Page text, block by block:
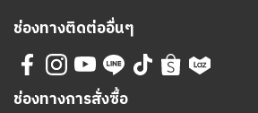
ช่องทางติดต่ออื่นๆ
ช่องทางการสั่งซื้อ